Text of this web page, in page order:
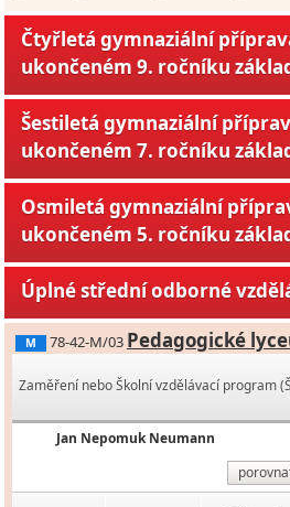
Čtyřletá gymnaziální
ukončeném 9. ročníku
Šestiletá gymnaziální
ukončeném 7. ročníku
Osmiletá gymnaziální
ukončeném 5. ročníku
Úplné střední odborné
M 78-42-M/03 Pedagogické
Zaměření nebo Školní vzdělávací program
Jan Nepomuk Neumann